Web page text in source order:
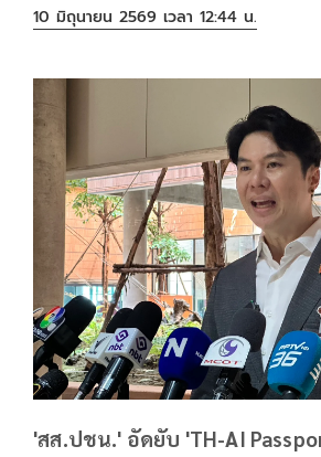
10 มิถุนายน 2569 เวลา 12:44 น.
'สส.ปชน.' อัดยับ 'TH-AI